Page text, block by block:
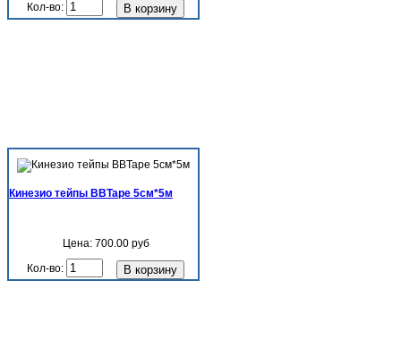
Кол-во:
Кинезио тейпы BBTape 5см*5м
Цена:700.00 руб
Кол-во: